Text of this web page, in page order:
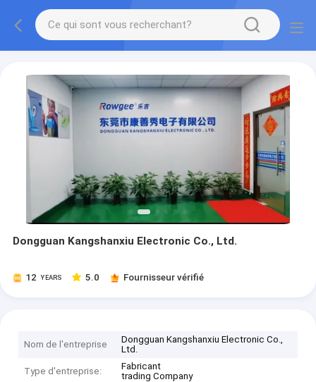
Dongguan Kangshanxiu Electronic Co., Ltd.
12 YEARS 5.0 Fournisseur vérifié
Nom de l'entreprise
Dongguan Kangshanxiu Electronic Co.,
Ltd.
Type d'entreprise:
Fabricant
trading Company